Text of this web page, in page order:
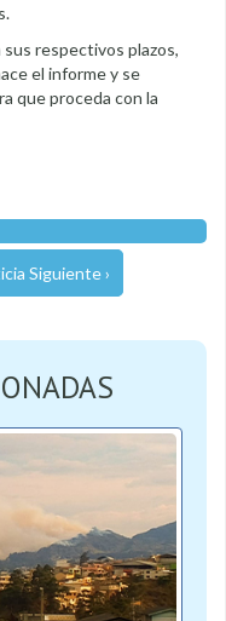
respectivos plazos,
el informe y se
que proceda con la
Siguiente ›